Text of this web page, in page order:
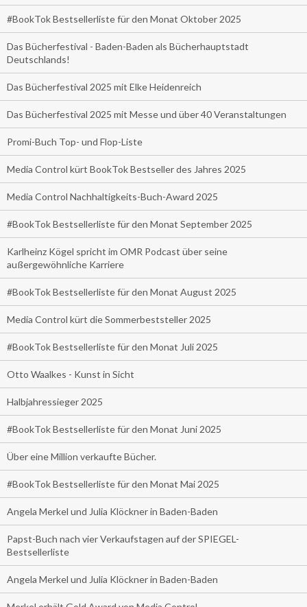
#BookTok Bestsellerliste für den Monat Oktober 2025
Das Bücherfestival - Baden-Baden als Bücherhauptstadt
Deutschlands!
Das Bücherfestival 2025 mit Elke Heidenreich
Das Bücherfestival 2025 mit Messe und über 40 Veranstaltungen
Promi-Buch Top- und Flop-Liste
Media Control kürt BookTok Bestseller des Jahres 2025
Media Control Nachhaltigkeits-Buch-Award 2025
#BookTok Bestsellerliste für den Monat September 2025
Karlheinz Kögel spricht im OMR Podcast über seine
außergewöhnliche Karriere
#BookTok Bestsellerliste für den Monat August 2025
Media Control kürt die Sommerbeststeller 2025
#BookTok Bestsellerliste für den Monat Juli 2025
Otto Waalkes - Kunst in Sicht
Halbjahressieger 2025
#BookTok Bestsellerliste für den Monat Juni 2025
Über eine Million verkaufte Bücher.
#BookTok Bestsellerliste für den Monat Mai 2025
Angela Merkel und Julia Klöckner in Baden-Baden
Papst-Buch nach vier Verkaufstagen auf der SPIEGEL-
Bestsellerliste
Angela Merkel und Julia Klöckner in Baden-Baden